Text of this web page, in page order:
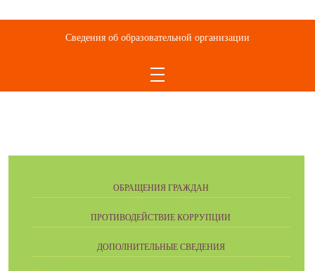
ОБРАЩЕНИЯ ГРАЖДАН
ПРОТИВОДЕЙСТВИЕ КОРРУПЦИИ
ДОПОЛНИТЕЛЬНЫЕ СВЕДЕНИЯ
Сведения об образовательной организации